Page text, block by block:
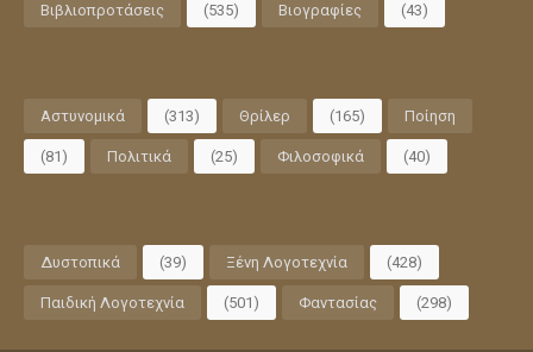
Βιβλιοπροτάσεις (535) Βιογραφίες (43)
Αστυνομικά (313) Θρίλερ (165) Ποίηση
(81) Πολιτικά (25) Φιλοσοφικά (40)
Δυστοπικά (39) Ξένη Λογοτεχνία (428)
Παιδική Λογοτεχνία (501) Φαντασίας (298)